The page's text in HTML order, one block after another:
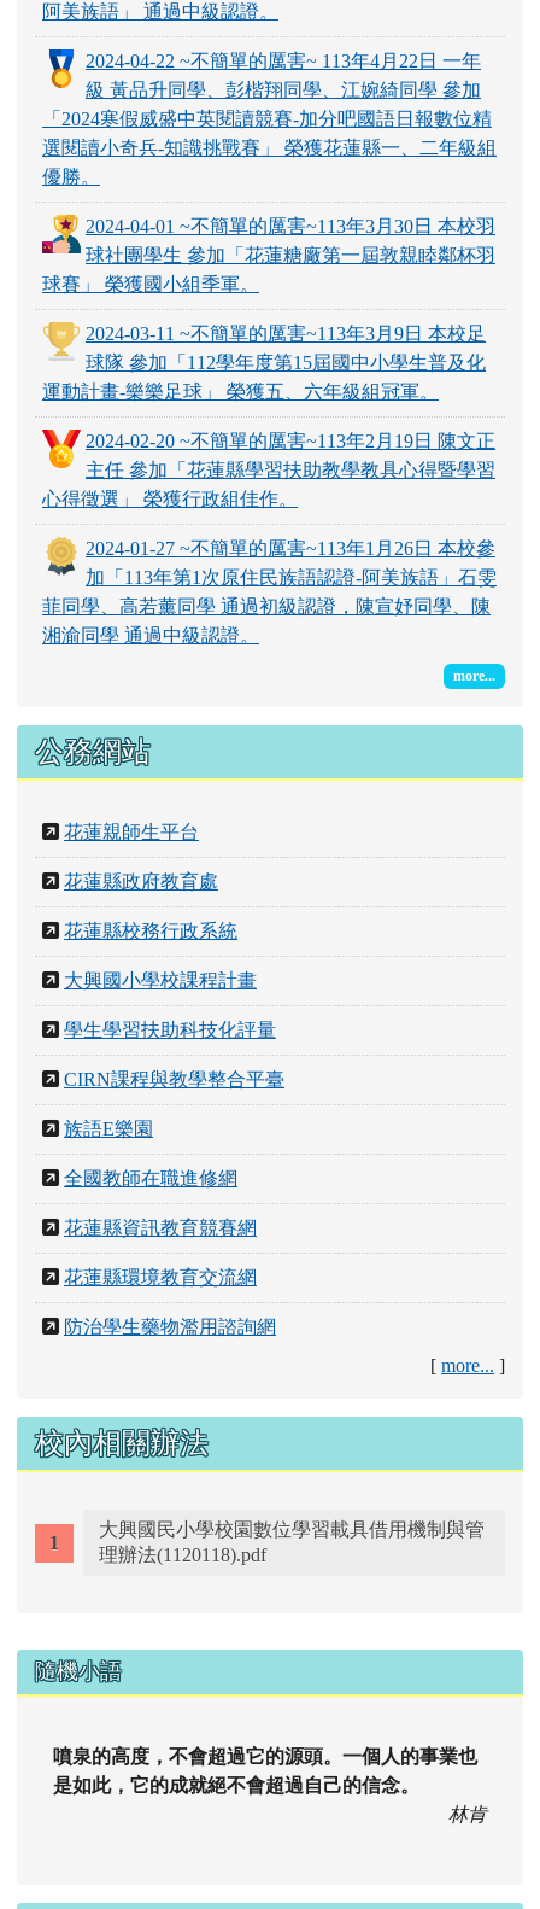
阿美族語」 通過中級認證。
2024-04-22 ~不簡單的厲害~ 113年4月22日 一年
級 黃品升同學、彭楷翔同學、江婉綺同學 參加
「2024寒假威盛中英閱讀競賽-加分吧國語日報數位精
選閱讀小奇兵-知識挑戰賽」 榮獲花蓮縣一、二年級組
優勝。
2024-04-01 ~不簡單的厲害~113年3月30日 本校羽
球社團學生 參加「花蓮糖廠第一屆敦親睦鄰杯羽
球賽」 榮獲國小組季軍。
2024-03-11 ~不簡單的厲害~113年3月9日 本校足
球隊 參加「112學年度第15屆國中小學生普及化
運動計畫-樂樂足球」 榮獲五、六年級組冠軍。
2024-02-20 ~不簡單的厲害~113年2月19日 陳文正
主任 參加「花蓮縣學習扶助教學教具心得暨學習
心得徵選」 榮獲行政組佳作。
2024-01-27 ~不簡單的厲害~113年1月26日 本校參
加「113年第1次原住民族語認證-阿美族語」石雯
菲同學、高若薰同學 通過初級認證，陳宣妤同學、陳
湘渝同學 通過中級認證。
more...
公務網站
花蓮親師生平台
花蓮縣政府教育處
花蓮縣校務行政系統
大興國小學校課程計畫
學生學習扶助科技化評量
CIRN課程與教學整合平臺
族語E樂園
全國教師在職進修網
花蓮縣資訊教育競賽網
花蓮縣環境教育交流網
防治學生藥物濫用諮詢網
[ more... ]
校內相關辦法
大興國民小學校園數位學習載具借用機制與管
理辦法(1120118).pdf
右邊區域內容
隨機小語
噴泉的高度，不會超過它的源頭。一個人的事業也
是如此，它的成就絕不會超過自己的信念。
林肯